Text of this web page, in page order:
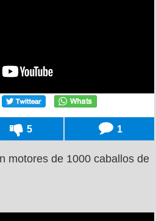
5 1
motores de 1000 caballos de